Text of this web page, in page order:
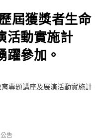
屆獲獎者生命
活動實施計
參加。
專題講座及展演活動實施計
告